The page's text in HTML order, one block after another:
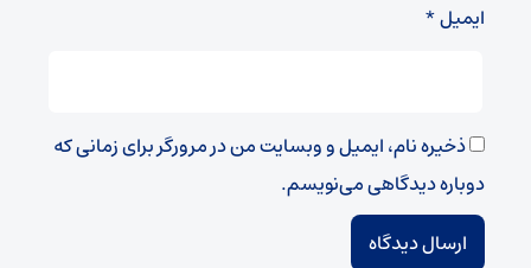
ایمیل*
ذخیره نام، ایمیل و وبسایت من در مرورگر برای زمانی که
دوباره دیدگاهی می‌نویسم.